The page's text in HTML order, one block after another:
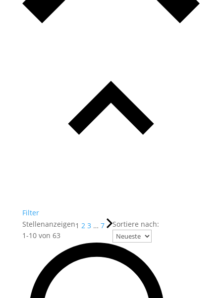
Filter
Stellenanzeigen
1-10von 63
1 2 3 … 7 Sortiere nach: